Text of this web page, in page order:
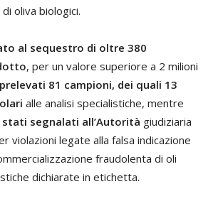
oliva biologici.
al sequestro di oltre 380
, per un valore superiore a 2 milioni
prelevati 81 campioni, dei quali 13
alle analisi specialistiche, mentre
segnalati all’Autorità giudiziaria
violazioni legate alla falsa indicazione
fraudolenta di oli
dichiarate in etichetta.